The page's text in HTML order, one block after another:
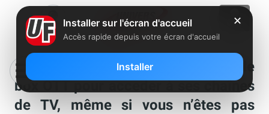
SFR lance Connect TV une nouvelle
box OTT pour acceder à ses chaînes
de TV, même si vous n’êtes pas
✕
Installer sur l'écran d'accueil
Accès rapide depuis votre écran d'accueil
Installer